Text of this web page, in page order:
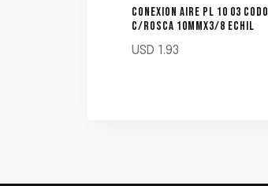
CONEXION AIRE PL 10 03 CODO
C/ROSCA 10MMX3/8 ECHIL
USD 1.93